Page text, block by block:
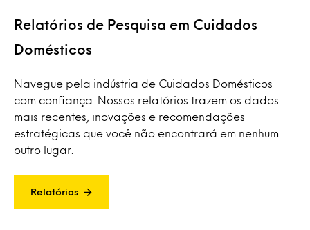
Relatórios de Pesquisa em Cuidados
Domésticos
Navegue pela indústria de Cuidados Domésticos
com confiança. Nossos relatórios trazem os dados
mais recentes, inovações e recomendações
estratégicas que você não encontrará em nenhum
outro lugar.
Relatórios